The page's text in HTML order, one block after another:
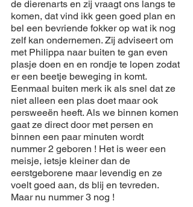
de dierenarts en zij vraagt ons langs te
komen, dat vind ikk geen goed plan en
bel een bevriende fokker op wat ik nog
zelf kan ondernemen. Zij adviseert om
met Philippa naar buiten te gan even
plasje doen en en rondje te lopen zodat
er een beetje beweging in komt.
Eenmaal buiten merk ik als snel dat ze
niet alleen een plas doet maar ook
persweeën heeft. Als we binnen komen
gaat ze direct door met persen en
binnen een paar minuten wordt
nummer 2 geboren ! Het is weer een
meisje, ietsje kleiner dan de
eerstgeborene maar levendig en ze
voelt goed aan, ds blij en tevreden.
Maar nu nummer 3 nog !